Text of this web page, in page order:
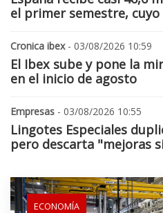
el primer semestre,
Cronica ibex- 03/08/2026 10:59
El Ibex sube y pone la
en el inicio de agosto
Empresas - 03/08/2026 10:55
Lingotes Especiales
pero descarta "mejoras
ECONOMÍA